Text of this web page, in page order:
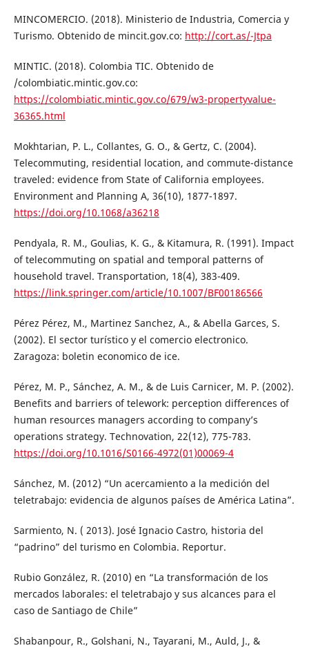
MINCOMERCIO. (2018). Ministerio de Industria, Comercia y
Turismo. Obtenido de mincit.gov.co: http://cort.as/-Jtpa
MINTIC. (2018). Colombia TIC. Obtenido de
/colombiatic.mintic.gov.co:
https://colombiatic.mintic.gov.co/679/w3-propertyvalue-
36365.html
Mokhtarian, P. L., Collantes, G. O., & Gertz, C. (2004).
Telecommuting, residential location, and commute-distance
traveled: evidence from State of California employees.
Environment and Planning A, 36(10), 1877-1897.
https://doi.org/10.1068/a36218
Pendyala, R. M., Goulias, K. G., & Kitamura, R. (1991). Impact
of telecommuting on spatial and temporal patterns of
household travel. Transportation, 18(4), 383-409.
https://link.springer.com/article/10.1007/BF00186566
Pérez Pérez, M., Martinez Sanchez, A., & Abella Garces, S.
(2002). El sector turístico y el comercio electronico.
Zaragoza: boletin economico de ice.
Pérez, M. P., Sánchez, A. M., & de Luis Carnicer, M. P. (2002).
Benefits and barriers of telework: perception differences of
human resources managers according to company’s
operations strategy. Technovation, 22(12), 775-783.
https://doi.org/10.1016/S0166-4972(01)00069-4
Sánchez, M. (2012) “Un acercamiento a la medición del
teletrabajo: evidencia de algunos países de América Latina”.
Sarmiento, N. ( 2013). José Ignacio Castro, historia del
“padrino” del turismo en Colombia. Reportur.
Rubio González, R. (2010) en “La transformación de los
mercados laborales: el teletrabajo y sus alcances para el
caso de Santiago de Chile”
Shabanpour, R., Golshani, N., Tayarani, M., Auld, J., &